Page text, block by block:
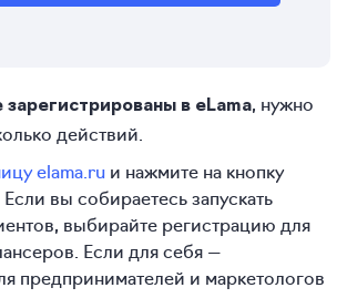
зарегистрированы в eLama, нужно
действий.
elama.ru и нажмите на кнопку
вы собираетесь запускать
выбирайте регистрацию для
Если для себя —
предпринимателей и маркетологов